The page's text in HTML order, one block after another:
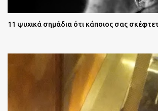
11 ψυχικά σημάδια ότι κάποιος σας